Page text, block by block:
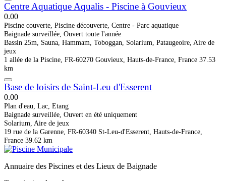
Centre Aquatique Aqualis - Piscine à Gouvieux
0.00
Piscine couverte, Piscine découverte, Centre - Parc aquatique
Baignade surveillée, Ouvert toute l'année
Bassin 25m, Sauna, Hammam, Toboggan, Solarium, Pataugeoire, Aire de
jeux
1 allée de la Piscine, FR-60270 Gouvieux, Hauts-de-France, France 37.53
km
Base de loisirs de Saint-Leu d'Esserent
0.00
Plan d'eau, Lac, Etang
Baignade surveillée, Ouvert en été uniquement
Solarium, Aire de jeux
19 rue de la Garenne, FR-60340 St-Leu-d'Esserent, Hauts-de-France,
France 39.62 km
Annuaire des Piscines et des Lieux de Baignade